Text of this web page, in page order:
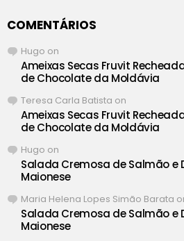
COMENTÁRIOS
Hugo on
Ameixas Secas Fruvit
de Chocolate da Moldávia
Teresa Carla Batista on
Ameixas Secas Fruvit
de Chocolate da Moldávia
Hugo on
Salada Cremosa de Salmão e
Maionese
Maria Helena Lopes Simão Barata
Salada Cremosa de Salmão e
Maionese